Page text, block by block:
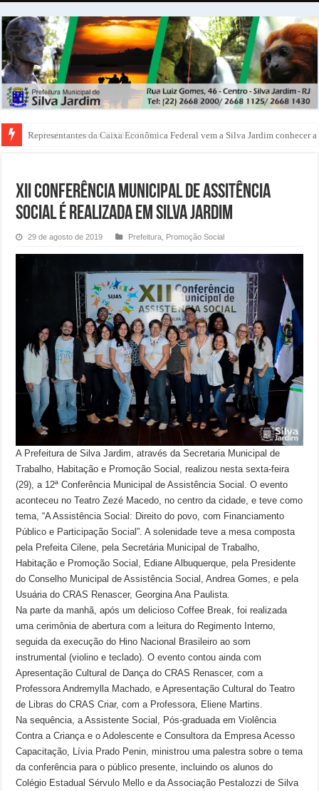
Representantes da Caixa Econômica Federal vem a Silva Jardim conhecer
XII Conferência Municipal de Assitência
Social é realizada em Silva Jardim
29 de agosto de 2019 Prefeitura Promoção Social
A Prefeitura de Silva Jardim, através da Secretaria Municipal de
Trabalho, Habitação e Promoção Social, realizou nesta sexta-feira
(29), a 12ª Conferência Municipal de Assistência Social. O evento
aconteceu no Teatro Zezé Macedo, no centro da cidade, e teve como
tema, “A Assistência Social: Direito do povo, com Financiamento
Público e Participação Social”. A solenidade teve a mesa composta
pela Prefeita Cilene, pela Secretária Municipal de Trabalho,
Habitação e Promoção Social, Ediane Albuquerque, pela Presidente
do Conselho Municipal de Assistência Social, Andrea Gomes, e pela
Usuária do CRAS Renascer, Georgina Ana Paulista.
Na parte da manhã, após um delicioso Coffee Break, foi realizada
uma cerimônia de abertura com a leitura do Regimento Interno,
seguida da execução do Hino Nacional Brasileiro ao som
instrumental (violino e teclado). O evento contou ainda com
Apresentação Cultural de Dança do CRAS Renascer, com a
Professora Andremylla Machado, e Apresentação Cultural do Teatro
de Libras do CRAS Criar, com a Professora, Eliene Martins.
Na sequência, a Assistente Social, Pós-graduada em Violência
Contra a Criança e o Adolescente e Consultora da Empresa Acesso
Capacitação, Lívia Prado Penin, ministrou uma palestra sobre o tema
da conferência para o público presente, incluindo os alunos do
Colégio Estadual Sérvulo Mello e da Associação Pestalozzi de Silva